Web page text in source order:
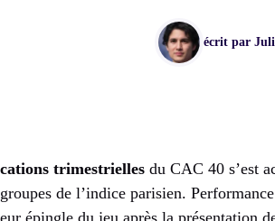
écrit par
trimestrielles du CAC 40 s’est
de l’indice parisien.
épingle du jeu après la présentation